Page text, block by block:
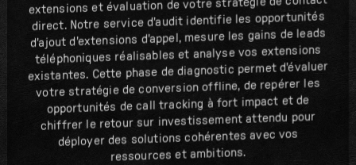
extensions et évaluation de votre stratégie de contact
direct. Notre service d'audit identifie les opportunités
d'ajout d'extensions d'appel, mesure les gains de leads
téléphoniques réalisables et analyse vos extensions
existantes. Cette phase de diagnostic permet d'évaluer
votre stratégie de conversion offline, de repérer les
opportunités de call tracking à fort impact et de
chiffrer le retour sur investissement attendu pour
déployer des solutions cohérentes avec vos
ressources et ambitions.